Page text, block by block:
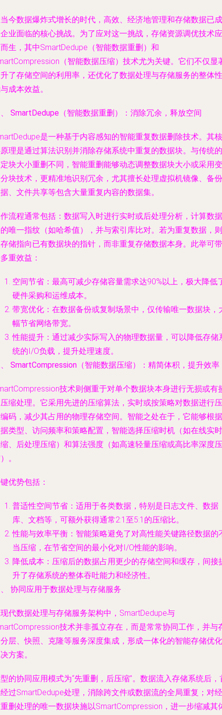
今数据爆炸式增长的时代，高效、经济地管理和存储数据已成
业面临的核心挑战。为了应对这一挑战，存储资源调优技术应
生，其中SmartDedupe（智能数据重删）和
（智能数据压缩）技术尤为关键。它们不仅显
了存储空间的利用率，还优化了数据处理与存储服务的整体性
成本效益。
SmartDedupe（智能数据重删）：消除冗余，释放空间
是一种基于内容感知的智能重复数据删除技术。其核
理是通过算法识别并消除存储系统中重复的数据块。与传统的
块大小重删不同，智能重删能够动态调整数据块大小或采用变
块技术，更精准地识别冗余，尤其擅长处理虚拟机镜像、备份
、文件共享等包含大量重复内容的数据集。
流程通常包括：数据写入时进行实时或后处理分析，计算数据
唯一指纹（如哈希值），并与索引库比对。若为重复数据，则
储指向已有数据块的指针，而非重复存储数据本身。此举可带
重效益：
空间节省 ：最高可减少存储容量需求达90%以上，极大降低
硬件采购和运维成本。
带宽优化 ：在数据备份或复制场景中，仅传输唯一数据块，
幅节省网络带宽。
性能提升 ：通过减少实际写入的物理数据量，可以降低存储
统的I/O负载，提升处理速度。
SmartCompression（智能数据压缩）：精简体积，提升效率
技术则侧重于对单个数据块本身进行无损或有
缩处理。它采用先进的压缩算法，实时或按策略对数据进行压
码，减少其占用的物理存储空间。智能之处在于，它能够根据
类型、访问频率和策略配置，智能选择压缩时机（如在线实时
、后处理压缩）和算法强度（如高速轻量压缩或高比率深度压
。
优势包括：
普适性空间节省 ：适用于各类数据，特别是日志文件、数据
库、文档等，可额外获得通常2:1至5:1的压缩比。
性能与效率平衡 ：智能策略避免了对高性能关键路径数据的
当压缩，在节省空间的最小化对I/O性能的影响。
降低成本 ：压缩后的数据占用更少的存储空间和缓存，间接
升了存储系统的整体吞吐能力和经济性。
协同应用于数据处理与存储服务
代数据处理与存储服务架构中，SmartDedupe与
技术并非孤立存在，而是常常协同工作，并与
层、快照、克隆等服务深度集成，形成一体化的智能存储优化
方案。
的协同应用模式为“先重删，后压缩”。数据流入存储系统后，
过SmartDedupe处理，消除跨文件或数据流的全局重复；对经
删处理的唯一数据块施以SmartCompression，进一步缩减其